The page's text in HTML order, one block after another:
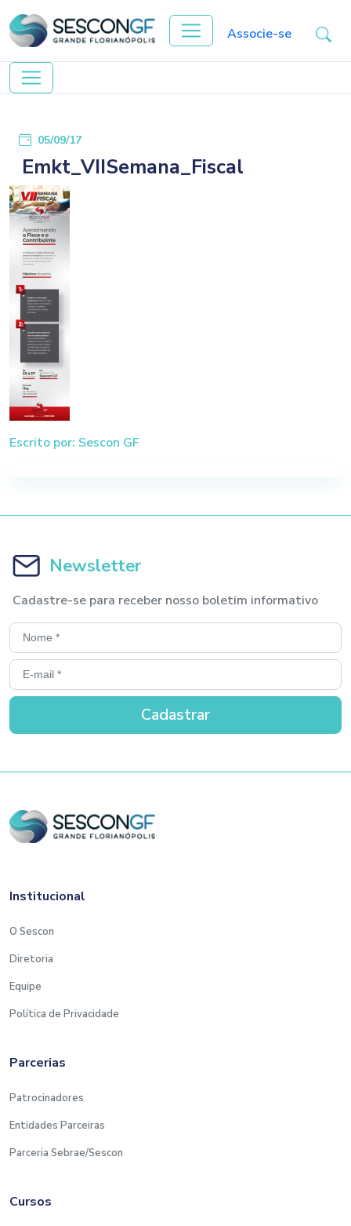
Associe-se
05/09/17
Emkt_VIISemana_Fiscal
Escrito por: Sescon GF
Newsletter
Cadastre-se para receber nosso boletim informativo
Institucional
O Sescon
Diretoria
Equipe
Política de Privacidade
Parcerias
Patrocinadores
Entidades Parceiras
Parceria Sebrae/Sescon
Cursos